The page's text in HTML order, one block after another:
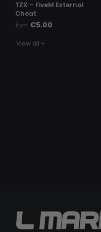
TZX – FiveM External
Cheat
from €5.00
View all